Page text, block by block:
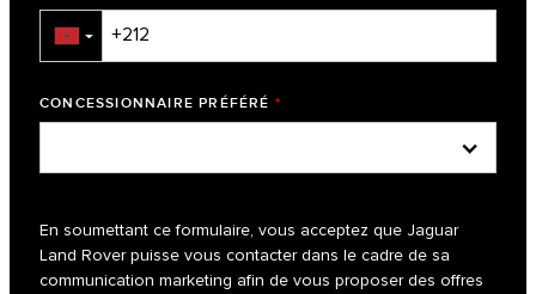
▼
CONCESSIONNAIRE PRÉFÉRÉ *
En soumettant ce formulaire, vous acceptez que Jaguar
Land Rover puisse vous contacter dans le cadre de sa
communication marketing afin de vous proposer des offres